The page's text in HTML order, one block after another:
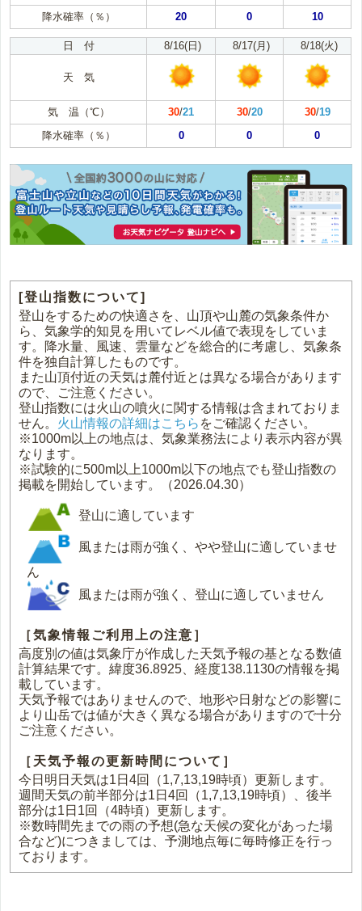
降水確率（％）
20 0 10
日 付 8/16(日) 8/17(月) 8/18(火)
天 気
気 温（℃） 30/21 30/20 30/19
降水確率（％）
0 0 0
[登山指数について]
登山をするための快適さを、山頂や山麓の気象条件か
ら、気象学的知見を用いてレベル値で表現をしていま
す。降水量、風速、雲量などを総合的に考慮し、気象条
件を独自計算したものです。
また山頂付近の天気は麓付近とは異なる場合があります
ので、ご注意ください。
登山指数には火山の噴火に関する情報は含まれておりま
せん。 火山情報の詳細はこちら をご確認ください。
※1000m以上の地点は、気象業務法により表示内容が異
なります。
※試験的に500m以上1000m以下の地点でも登山指数の
掲載を開始しています。（2026.04.30）
登山に適しています
風または雨が強く、やや登山に適していませ
ん
風または雨が強く、登山に適していません
［気象情報ご利用上の注意］
高度別の値は気象庁が作成した天気予報の基となる数値
計算結果です。緯度36.8925、経度138.1130の情報を掲
載しています。
天気予報ではありませんので、地形や日射などの影響に
より山岳では値が大きく異なる場合がありますので十分
ご注意ください。
［天気予報の更新時間について］
今日明日天気は1日4回（1,7,13,19時頃）更新します。
週間天気の前半部分は1日4回（1,7,13,19時頃）、後半
部分は1日1回（4時頃）更新します。
※数時間先までの雨の予想(急な天候の変化があった場
合など)につきましては、予測地点毎に毎時修正を行っ
ております。